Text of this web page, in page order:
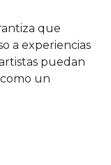
que
a experiencias
puedan
un